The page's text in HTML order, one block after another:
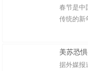
春节是中
传统的新
美苏恐
据外媒报